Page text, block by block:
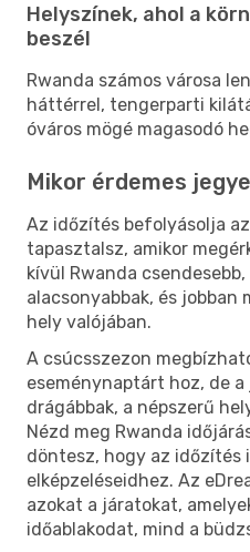
Helyszínek, ahol a
beszél
Rwanda számos városa
háttérrel, tengerparti
óváros mögé magasodó
Mikor érdemes
Az időzítés befolyásolja
tapasztalsz, amikor
kívül Rwanda
alacsonyabbak, és jobban
hely valójában.
A csúcsszezon
eseménynaptárt hoz, de a
drágábbak, a népszerű
Nézd meg Rwanda
döntesz, hogy az időzítés
elképzeléseidhez. Az
azokat a járatokat,
időablakodat, mind a